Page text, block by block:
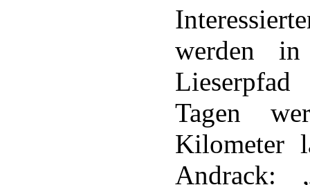
werden
Tagen
Kilometer
Andrack: